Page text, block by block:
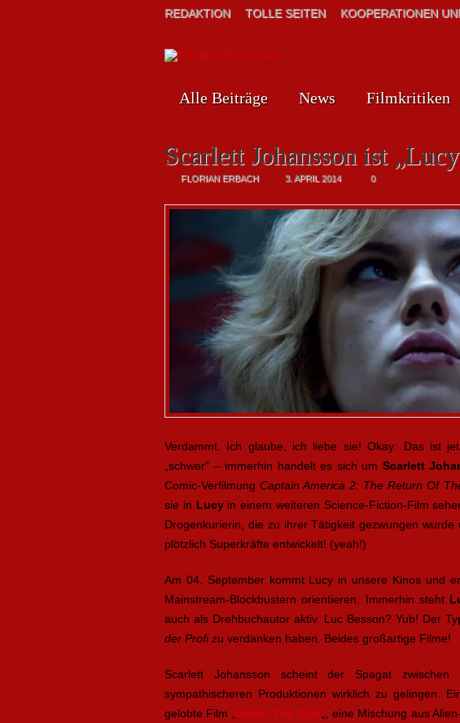
REDAKTION TOLLE SEITEN KOOPERATIONEN
Alle Beiträge News Filmkritiken
Scarlett Johansson ist
FLORIAN ERBACH 3. APRIL 2014 0
Verdammt. Ich glaube, ich liebe sie! Okay: Das ist
„schwer“ – immerhin handelt es sich um Scarlett
Comic-VerfilmungCaptain America 2: The Return Of
sie in Lucyin einem weiteren Science-Fiction-Film
Drogenkurierin, die zu ihrer Tätigkeit gezwungen
plötzlich Superkräfte entwickelt! (yeah!)
Am 04. September kommt Lucy in unsere Kinos und
Mainstream-Blockbustern orientieren. Immerhin steht
auch als Drehbuchautor aktiv. Luc Besson? Yub! Der
der Profizu verdanken haben. Beides großartige Filme!
Scarlett Johansson scheint der Spagat zwischen
sympathischeren Produktionen wirklich zu gelingen.
gelobte Film „ Under The Skin „, eine Mischung aus